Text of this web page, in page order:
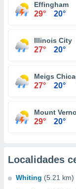
Effingham
29° 20°
Illinois City
27° 20°
Meigs
27° 20°
Mount
29° 20°
Localidades
Whiting (5.21 km)